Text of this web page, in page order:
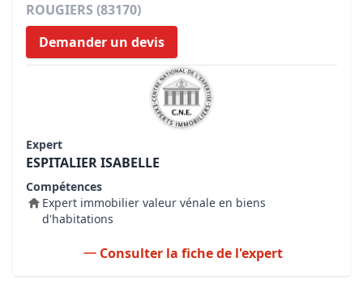
ROUGIERS (83170)
Demander un devis
Expert
ESPITALIER ISABELLE
Compétences
Expert immobilier valeur vénale en biens
d'habitations
Consulter la fiche de l'expert